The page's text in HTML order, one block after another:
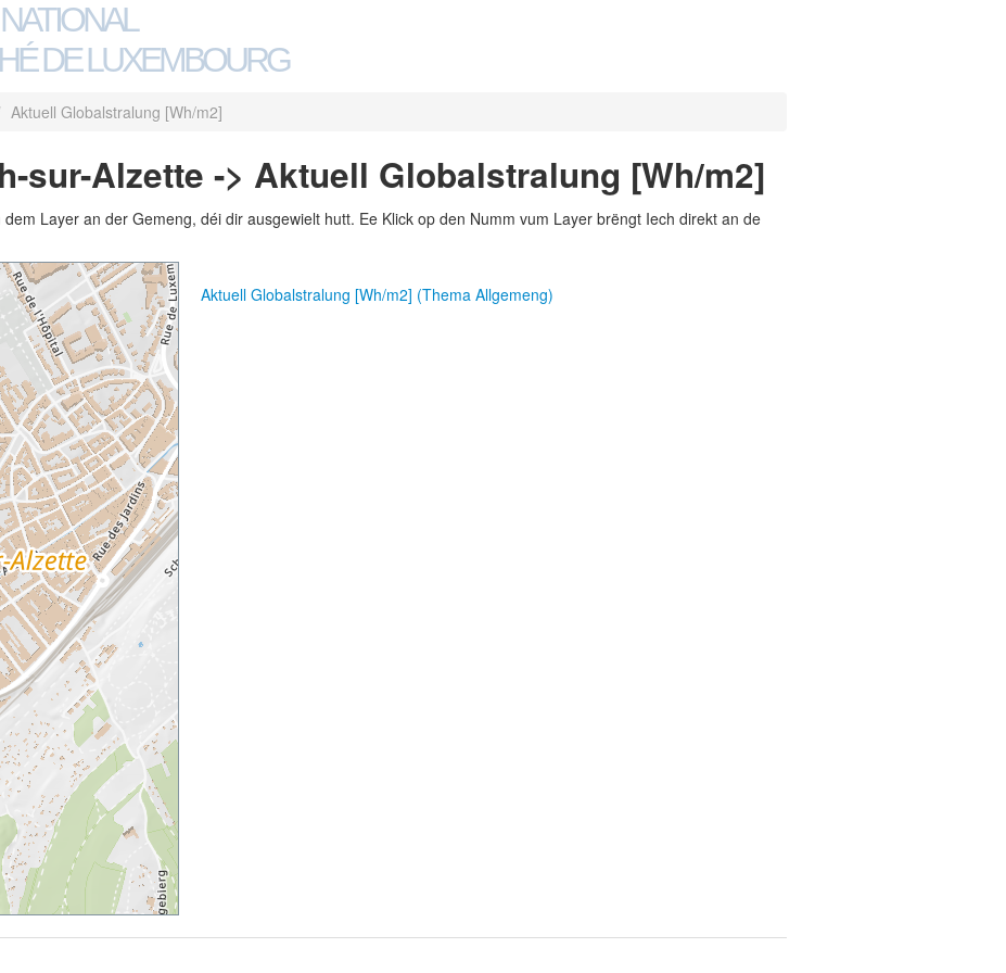
DE LUXEMBOURG
Aktuell Globalstralung [Wh/m2]
sur-Alzette -> Aktuell Globalstralung [Wh/m2]
Layer an der Gemeng, déi dir ausgewielt hutt. Ee Klick op den Numm vum Layer brëngt Iech direkt an de
Aktuell Globalstralung [Wh/m2] (Thema Allgemeng)